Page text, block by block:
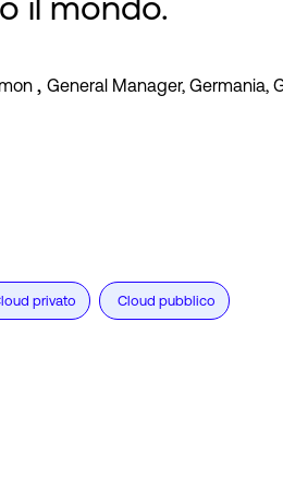
, General Manager, Germania,
privato Cloud pubblico